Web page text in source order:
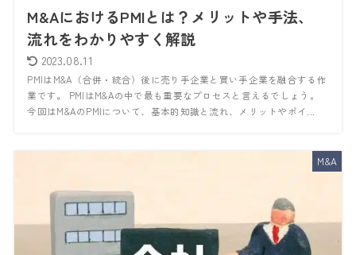
M&AにおけるPMIとは？メリットや手法、
流れをわかりやすく解説
2023.08.11
PMIはM&A（合併・統合）後に売り手企業と買い手企業を融合する作
業です。 PMIはM&Aの中で最も重要なプロセスと言えるでしょう。
今回はM&AのPMIについて、基本的知識と流れ、メリットやポイ...
M&A